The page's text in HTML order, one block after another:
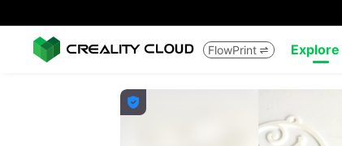
FlowPrint  Explore
